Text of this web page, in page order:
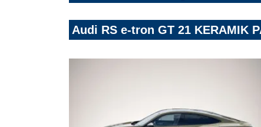
Audi RS e-tron GT 21 KERAMIK